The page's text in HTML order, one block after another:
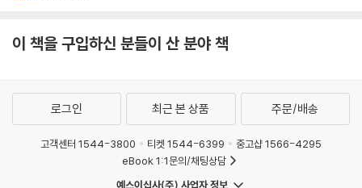
이 책을 구입하신 분들이 산 분야 책
로그인 최근 본 상품 주문/배송
고객센터 1544-3800 티켓 1544-6399
중고샵 1566-4295
eBook 1:1문의/채팅상담
예스이십사(주) 사업자 정보